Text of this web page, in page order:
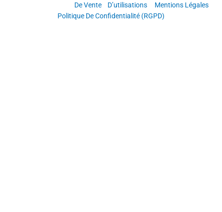
De Vente D’utilisations Mentions Légales
Politique De Confidentialité (RGPD)